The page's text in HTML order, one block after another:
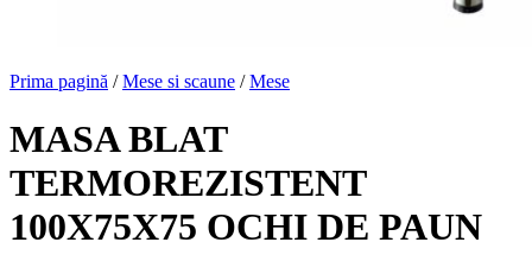
Prima pagină / Mese si scaune / Mese
MASA BLAT
TERMOREZISTENT
100X75X75 OCHI DE PAUN